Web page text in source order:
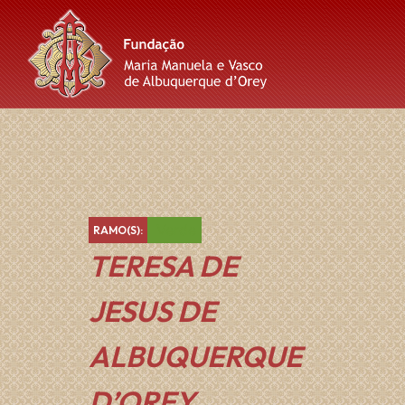
Skip
to
content
Skip
to
main
navigation
Skip
to
footer
TERESA DE
JESUS DE
ALBUQUERQUE
RAMO(S):